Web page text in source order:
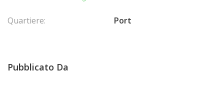
Quartiere: Port
Pubblicato Da